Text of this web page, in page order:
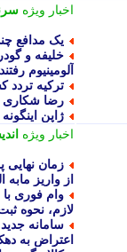
اخبار ویژه
یک مدافع
آلومینیوم
ترکیه تردد
رضا شکاری
ژاپن
اخبار ویژه
از واریز
وام فوری
لازم، نحوه
اعتراض به